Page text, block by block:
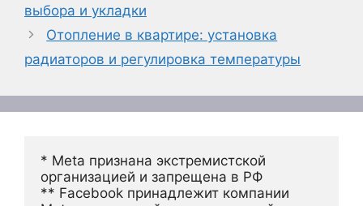
выбора и укладки
Отопление в квартире: установка
радиаторов и регулировка температуры
* Meta признана экстремистской
организацией и запрещена в РФ
** Facebook принадлежит компании